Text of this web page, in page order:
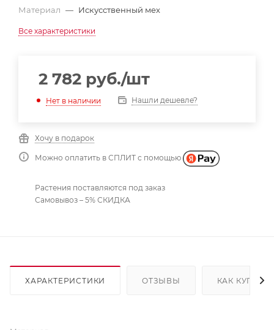
Материал — Искусственный мех
Все характеристики
2 782 руб./шт
Нет в наличии Нашли дешевле?
Хочу в подарок
Можно оплатить в СПЛИТ с помощью
Растения поставляются под заказ
Самовывоз – 5% СКИДКА
ХАРАКТЕРИСТИКИ ОТЗЫВЫ КАК КУПИТЬ